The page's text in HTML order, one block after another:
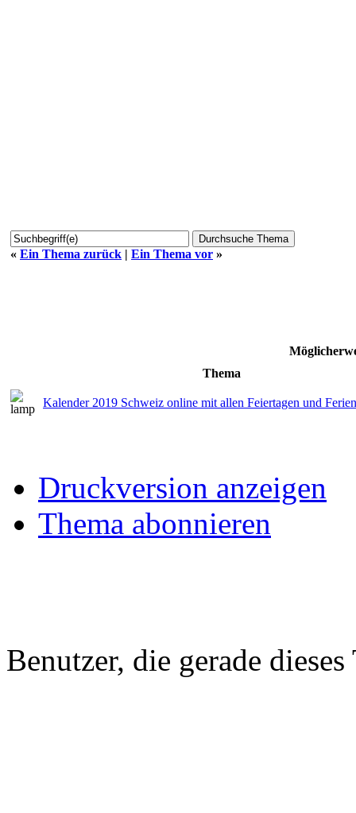
« Ein Thema zurück | Ein Thema vor »
Thema
Kalender 2019 Schweiz online mit allen Feiertagen und
Druckversion anzeigen
Thema abonnieren
Benutzer, die gerade